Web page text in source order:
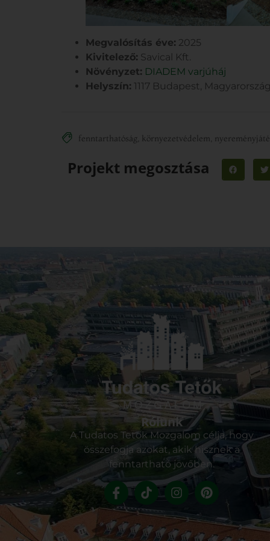
Megvalósítás éve: 2025
Kivitelező: Savical Kft.
Növényzet: DIADEM varjúháj
Helyszín: 1117 Budapest, Magyarország
fenntarthatóság környezetvédelem
Projekt megosztása
Rólunk
A Tudatos Tetők Mozgalom célja, hogy
összefogja azokat, akik hisznek a
fenntartható jövőben.